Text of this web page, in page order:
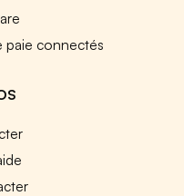
paie connectés